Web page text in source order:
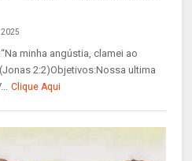
minha angústia, clamei ao
2:2)Objetivos:Nossa ultima
Clique Aqui